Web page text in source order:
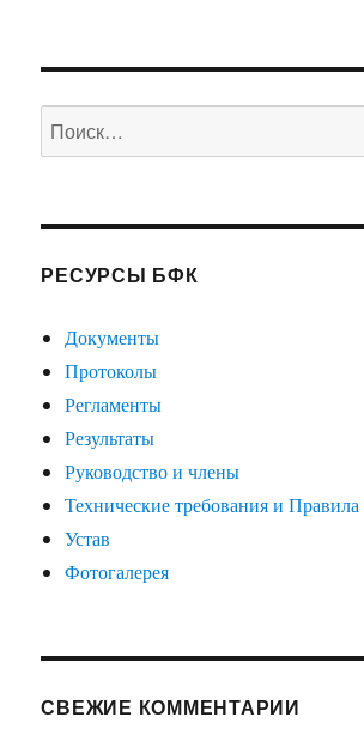
1-
этапы.
Искать:
РЕСУРСЫ БФК
Документы
Протоколы
Регламенты
Результаты
Руководство и члены
Технические требования и Правила
Устав
Фотогалерея
СВЕЖИЕ КОММЕНТАРИИ